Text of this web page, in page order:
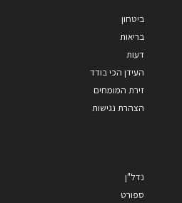
ביטחון
בריאות
דעות
העידן הכי בודד
זירת המומחים
הצהרת נגישות
נדל"ן
ספורט